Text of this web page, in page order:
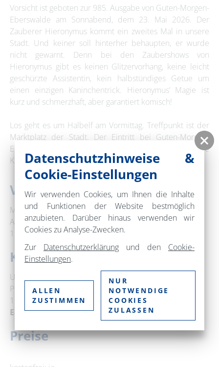
Vorsicht ist geboten zur 985. Ausgabe von Guten-Morgen-
Eberswalde am Sonnabend, dem 23. Mai 2026. Der
Zauberer Hieronymus kommt ein zweites Mal in unsere
Stadt. Und keiner soll hinterher behaupten, er wurde
nicht gewarnt. Denn bei den Zaubershows von
Hieronymus gibt es keinen Glitzervorhang, keine leicht
geschürzte Assistentin, kein halbstündiges Getue um
einen einzigen Kaninchentrick. Hieronymus’ Magie ist
kurz und schmerzhaft, aber garantiert komisch!
Los geht es um Halbelf am Vormittag. Treffpunkt ist der
Marktplatz der Stadt. Der Eintritt bei Guten-Morgen-
Eberswalde ist und bleibt frei, Spenden für die freie
Kulturarbeit sind hingegen wichtig und nötig.
Veranstaltungsort
Marktplatz Eberswalde
Am Markt
16225 Eberswalde
Kontakt
Udo Muszynski Konzerte + Veranstaltungen
Prignitzer Straße 48
16227 Eberswalde
E-Mail:post@mescal.de
Preise
Datenschutzhinweise &
Cookie-Einstellungen
Wir verwenden Cookies, um Ihnen die Inhalte
und Funktionen der Website bestmöglich
anzubieten. Darüber hinaus verwenden wir
Cookies zu Analyse-Zwecken.
Zur Datenschutzerklärung und den Cookie-
Einstellungen.
ALLEN
ZUSTIMMEN
NUR
NOTWENDIGE
COOKIES
ZULASSEN